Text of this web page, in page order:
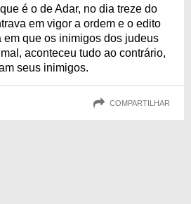
é o de Adar, no dia treze do
em vigor a ordem e o edito
em que os inimigos dos judeus
aconteceu tudo ao contrário,
seus inimigos.
COMPARTILHAR